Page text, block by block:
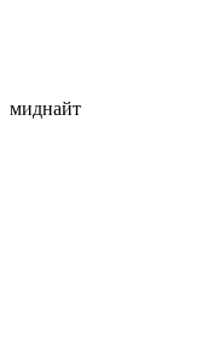
миднайт